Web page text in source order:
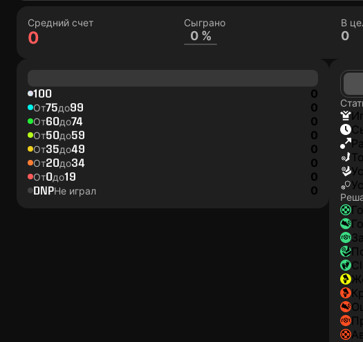
Средний счет
0
Сыграно
0 %
В
0
100 0
От75до99 0
От60до74 0
От50до59 0
От35до49 0
От20до34 0
От0до19 0
DNPНе играл 0